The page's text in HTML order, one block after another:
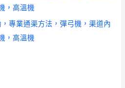
，高溫機
專業通渠方法，彈弓機，渠道內
，高溫機